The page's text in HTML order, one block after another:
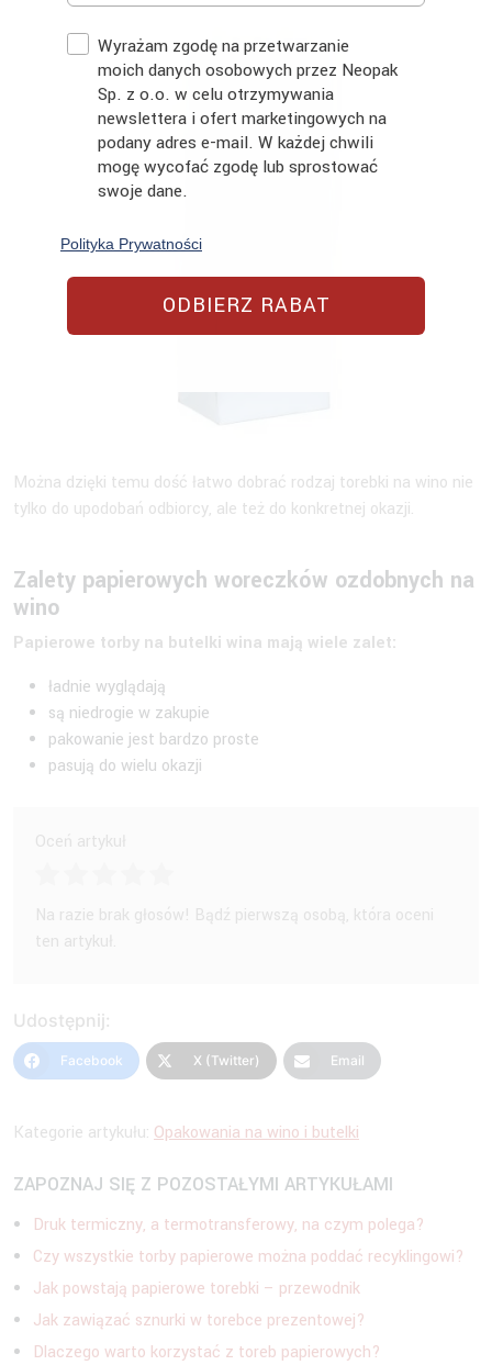
Można dzięki temu dość łatwo dobrać rodzaj torebki na wino nie
tylko do upodobań odbiorcy, ale też do konkretnej okazji.
Zalety papierowych woreczków ozdobnych na
wino
Papierowe torby na butelki wina mają wiele zalet:
ładnie wyglądają
są niedrogie w zakupie
pakowanie jest bardzo proste
pasują do wielu okazji
Oceń artykuł
Na razie brak głosów! Bądź pierwszą osobą, która oceni
ten artykuł.
Udostępnij:
Facebook X (Twitter) Email
Kategorie artykułu: Opakowania na wino i butelki
ZAPOZNAJ SIĘ Z POZOSTAŁYMI ARTYKUŁAMI
Druk termiczny, a termotransferowy, na czym polega?
Czy wszystkie torby papierowe można poddać recyklingowi?
Jak powstają papierowe torebki – przewodnik
Jak zawiązać sznurki w torebce prezentowej?
Dlaczego warto korzystać z toreb papierowych?
ZgodaWyrażam zgodę na przetwarzanie
moich danych osobowych przez Neopak
Sp. z o.o. w celu otrzymywania
newslettera i ofert marketingowych na
podany adres e-mail. W każdej chwili
mogę wycofać zgodę lub sprostować
swoje dane.
Polityka Prywatności
ODBIERZ RABAT